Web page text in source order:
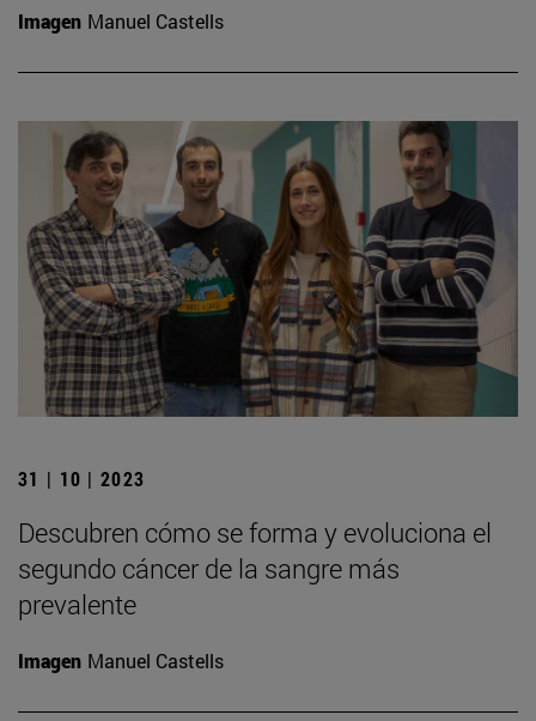
Imagen Manuel Castells
31 | 10 | 2023
Descubren cómo se forma y evoluciona el
segundo cáncer de la sangre más
prevalente
Imagen Manuel Castells